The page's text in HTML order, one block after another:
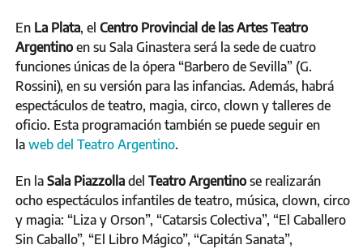
En La Plata, el Centro Provincial de las Artes Teatro
Argentino en su Sala Ginastera será la sede de cuatro
funciones únicas de la ópera “Barbero de Sevilla” (G.
Rossini), en su versión para las infancias. Además, habrá
espectáculos de teatro, magia, circo, clown y talleres de
oficio. Esta programación también se puede seguir en
la web del Teatro Argentino.
En la Sala Piazzolla del Teatro Argentino se realizarán
ocho espectáculos infantiles de teatro, música, clown, circo
y magia: “Liza y Orson”, “Catarsis Colectiva”, “El Caballero
Sin Caballo”, “El Libro Mágico”, “Capitán Sanata”,